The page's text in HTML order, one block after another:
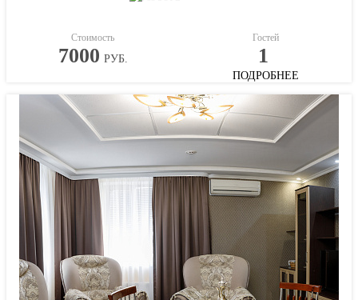
Стоимость
7000 РУБ.
Гостей
1
ПОДРОБНЕЕ